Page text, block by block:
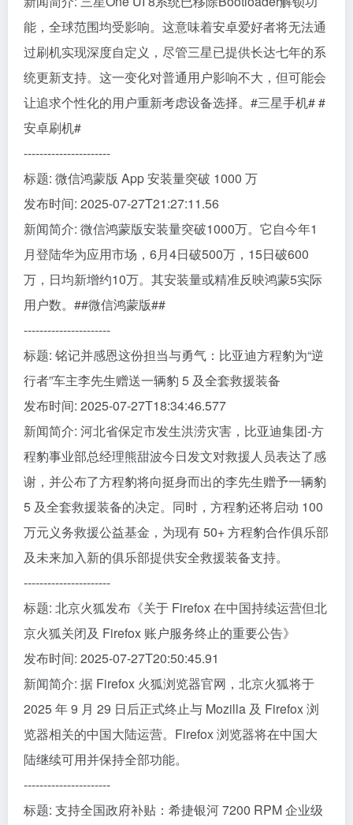
能，全球范围均受影响。这意味着安卓爱好者将无法通
过刷机实现深度自定义，尽管三星已提供长达七年的系
统更新支持。这一变化对普通用户影响不大，但可能会
让追求个性化的用户重新考虑设备选择。#三星手机# #
安卓刷机#
----------------------
标题: 微信鸿蒙版 App 安装量突破 1000 万
发布时间: 2025-07-27T21:27:11.56
新闻简介: 微信鸿蒙版安装量突破1000万。它自今年1
月登陆华为应用市场，6月4日破500万，15日破600
万，日均新增约10万。其安装量或精准反映鸿蒙5实际
用户数。##微信鸿蒙版##
----------------------
标题: 铭记并感恩这份担当与勇气：比亚迪方程豹为“逆
行者”车主李先生赠送一辆豹 5 及全套救援装备
发布时间: 2025-07-27T18:34:46.577
新闻简介: 河北省保定市发生洪涝灾害，比亚迪集团-方
程豹事业部总经理熊甜波今日发文对救援人员表达了感
谢，并公布了方程豹将向挺身而出的李先生赠予一辆豹
5 及全套救援装备的决定。同时，方程豹还将启动 100
万元义务救援公益基金，为现有 50+ 方程豹合作俱乐部
及未来加入新的俱乐部提供安全救援装备支持。
----------------------
标题: 北京火狐发布《关于 Firefox 在中国持续运营但北
京火狐关闭及 Firefox 账户服务终止的重要公告》
发布时间: 2025-07-27T20:50:45.91
新闻简介: 据 Firefox 火狐浏览器官网，北京火狐将于
2025 年 9 月 29 日后正式终止与 Mozilla 及 Firefox 浏
览器相关的中国大陆运营。Firefox 浏览器将在中国大
陆继续可用并保持全部功能。
----------------------
标题: 支持全国政府补贴：希捷银河 7200 RPM 企业级